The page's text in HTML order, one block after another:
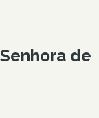
de